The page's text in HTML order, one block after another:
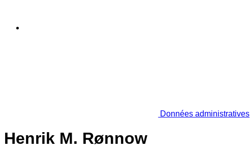
Données administratives
Henrik M. Rønnow